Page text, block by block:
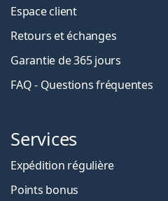
Espace client
Retours et échanges
Garantie de 365 jours
FAQ - Questions fréquentes
Services
Expédition régulière
Points bonus